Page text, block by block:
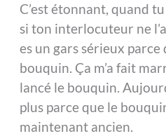
C’est étonnant, quand
si ton interlocuteur ne
es un gars sérieux
bouquin. Ça m’a fait
lancé le bouquin.
plus parce que le
maintenant ancien.